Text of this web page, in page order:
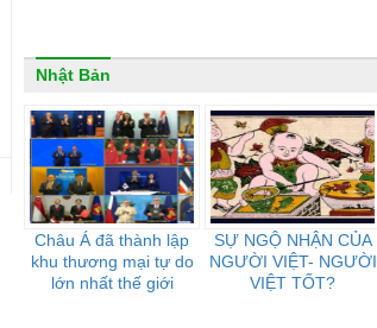
Nhật Bản
Châu Á đã thành lập
khu thương mại tự do
lớn nhất thế giới
SỰ NGỘ NHẬN CỦA
NGƯỜI VIỆT- NGƯỜI
VIỆT TỐT?